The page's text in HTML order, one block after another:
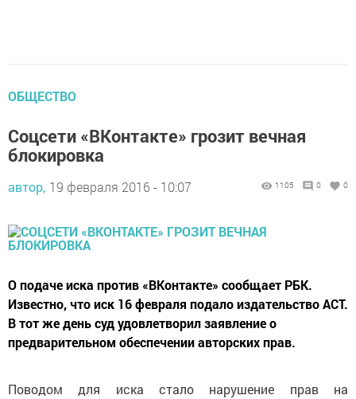
ОБЩЕСТВО
Соцсети «ВКонтакте» грозит вечная
блокировка
автор, 19 февраля 2016 - 10:07 1105 0 0
О подаче иска против «ВКонтакте» сообщает РБК.
Известно, что иск 16 февраля подало издательство АСТ.
В тот же день суд удовлетворил заявление о
предварительном обеспечении авторских прав.
Поводом для иска стало нарушение прав на